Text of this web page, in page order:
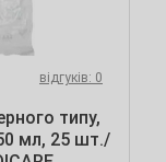
відгуків: 0
типу,
мл, 25 шт./